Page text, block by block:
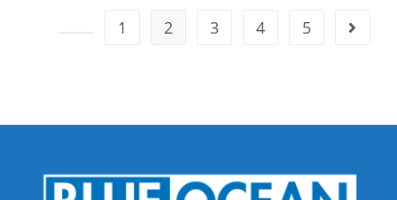
Red
1 2 3 4 5 Go to